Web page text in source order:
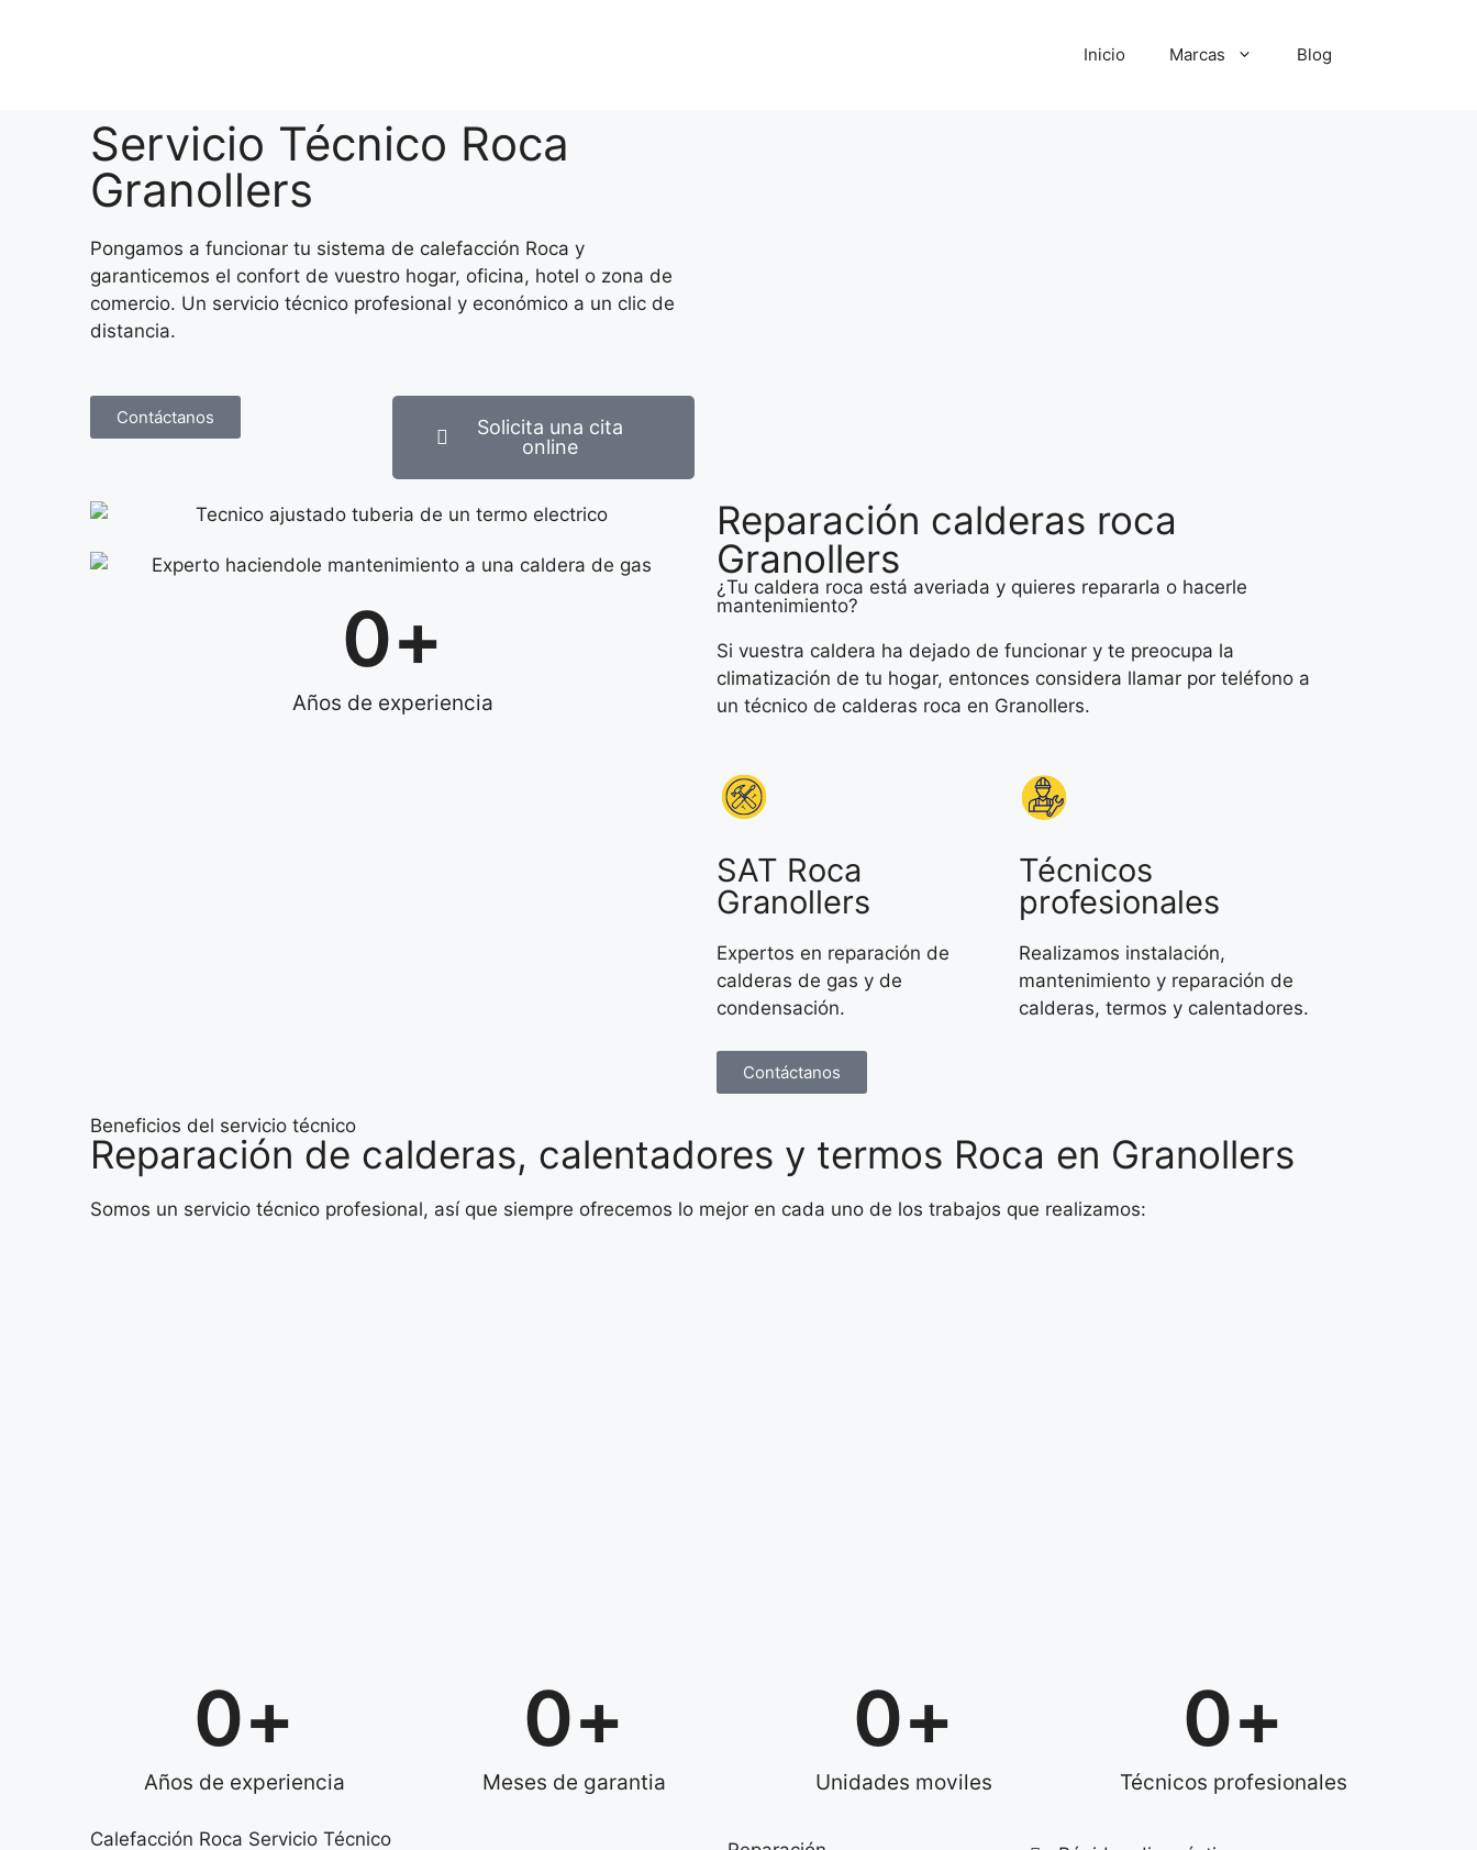
Inicio Marcas Blog
Servicio Técnico Roca
Granollers
Pongamos a funcionar tu sistema de calefacción Roca y
garanticemos el confort de vuestro hogar, oficina, hotel o zona de
comercio. Un servicio técnico profesional y económico a un clic de
distancia.
Contáctanos
Solicita una cita
online
Años de experiencia
0+
Reparación calderas roca
Granollers
¿Tu caldera roca está averiada y quieres repararla o hacerle
mantenimiento?
Si vuestra caldera ha dejado de funcionar y te preocupa la
climatización de tu hogar, entonces considera llamar por teléfono a
un técnico de calderas roca en Granollers.
SAT Roca
Granollers
Expertos en reparación de
calderas de gas y de
condensación.
Técnicos
profesionales
Realizamos instalación,
mantenimiento y reparación de
calderas, termos y calentadores.
Contáctanos
Beneficios del servicio técnico
Reparación de calderas, calentadores y termos Roca en Granollers
Somos un servicio técnico profesional, así que siempre ofrecemos lo mejor en cada uno de los trabajos que realizamos:
Años de experiencia
0+
Meses de garantia
0+
Unidades moviles
0+
Técnicos profesionales
0+
Calefacción Roca Servicio Técnico